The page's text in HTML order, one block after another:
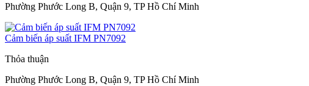
Phường Phước Long B, Quận 9, TP Hồ Chí Minh
Cảm biến áp suất IFM PN7092
Thỏa thuận
Phường Phước Long B, Quận 9, TP Hồ Chí Minh